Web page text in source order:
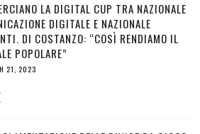
LA DIGITAL CUP TRA NAZIONALE
DIGITALE E NAZIONALE
DI COSTANZO: “COSÌ RENDIAMO IL
POPOLARE”
21, 2023